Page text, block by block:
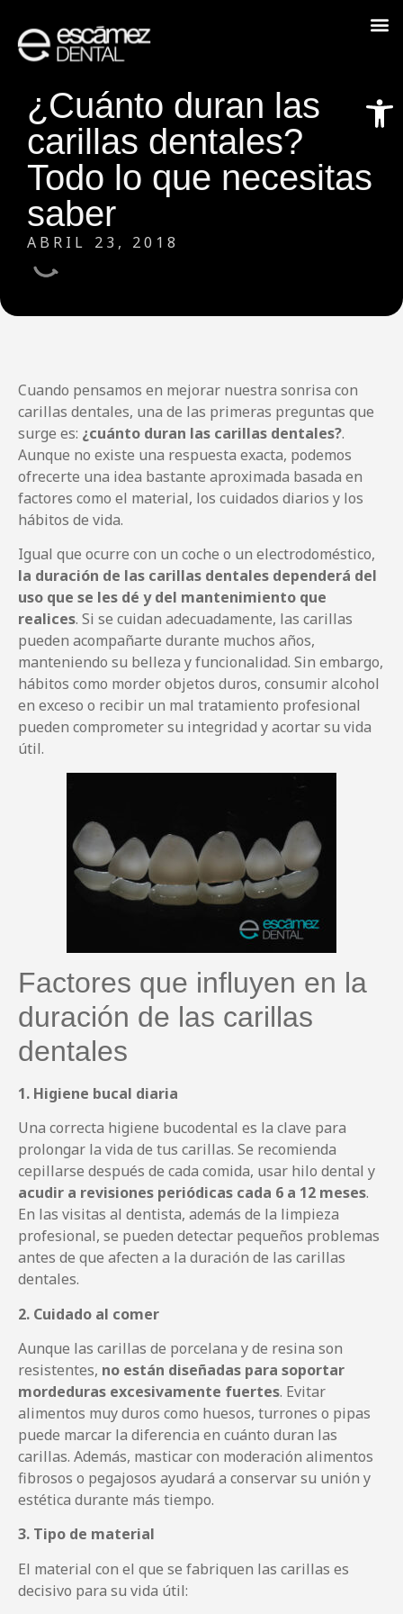
¿Cuánto duran las
carillas dentales?
Todo lo que necesitas
saber
ABRIL 23, 2018
Cuando pensamos en mejorar nuestra sonrisa con
carillas dentales, una de las primeras preguntas que
surge es: ¿cuánto duran las carillas dentales?.
Aunque no existe una respuesta exacta, podemos
ofrecerte una idea bastante aproximada basada en
factores como el material, los cuidados diarios y los
hábitos de vida.
Igual que ocurre con un coche o un electrodoméstico,
la duración de las carillas dentales dependerá del
uso que se les dé y del mantenimiento que
realices. Si se cuidan adecuadamente, las carillas
pueden acompañarte durante muchos años,
manteniendo su belleza y funcionalidad. Sin embargo,
hábitos como morder objetos duros, consumir alcohol
en exceso o recibir un mal tratamiento profesional
pueden comprometer su integridad y acortar su vida
útil.
Factores que influyen en la
duración de las carillas
dentales
1. Higiene bucal diaria
Una correcta higiene bucodental es la clave para
prolongar la vida de tus carillas. Se recomienda
cepillarse después de cada comida, usar hilo dental y
acudir a revisiones periódicas cada 6 a 12 meses.
En las visitas al dentista, además de la limpieza
profesional, se pueden detectar pequeños problemas
antes de que afecten a la duración de las carillas
dentales.
2. Cuidado al comer
Aunque las carillas de porcelana y de resina son
resistentes, no están diseñadas para soportar
mordeduras excesivamente fuertes. Evitar
alimentos muy duros como huesos, turrones o pipas
puede marcar la diferencia en cuánto duran las
carillas. Además, masticar con moderación alimentos
fibrosos o pegajosos ayudará a conservar su unión y
estética durante más tiempo.
3. Tipo de material
El material con el que se fabriquen las carillas es
decisivo para su vida útil: